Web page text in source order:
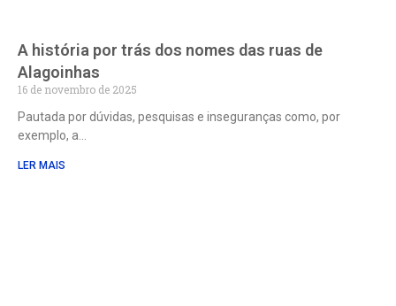
A história por trás dos nomes das ruas de
Alagoinhas
16 de novembro de 2025
Pautada por dúvidas, pesquisas e inseguranças como, por
exemplo, a
LER MAIS